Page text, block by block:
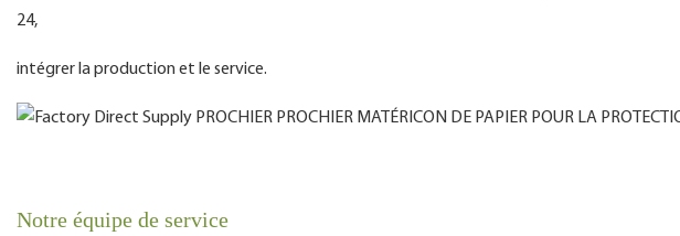
24,
intégrer la production et le service.
Notre équipe de service